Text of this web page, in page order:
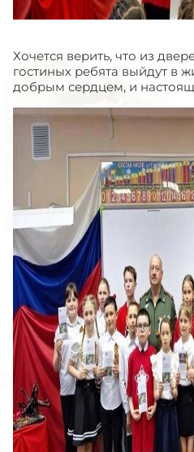
Хочется верить, что из
гостиных ребята выйдут в
добрым сердцем, и